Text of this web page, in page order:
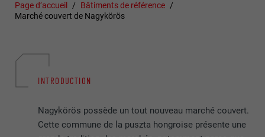
Page d’accueil
Bâtiments de référence
Marché couvert de Nagykörös
INTRODUCTION
Nagykörös possède un tout nouveau marché couvert.
Cette commune de la puszta hongroise présente une